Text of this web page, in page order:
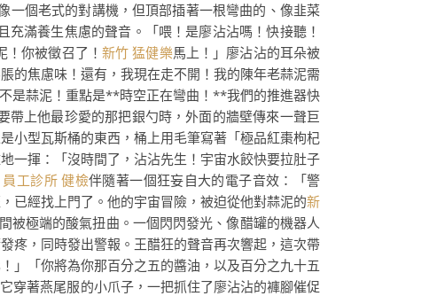
一個老式的對講機，但頂部插著一根彎曲的、像韭菜
滿養生焦慮的聲音。「喂！是廖沾沾嗎！快接聽！
你被徵召了！ 新竹 猛健樂馬上！」廖沾沾的耳朵被
的焦慮味！還有，我現在走不開！我的陳年老蒜泥需
是蒜泥！重點是**時空正在彎曲！**我們的推進器快
上他最珍愛的那把銀勺時，外面的牆壁傳來一聲巨
小型瓦斯桶的東西，桶上用毛筆寫著「極品紅棗枸杞
揮：「沒時間了，沾沾先生！宇宙水餃快要拉肚子
員工診所 健檢伴隨著一個狂妄自大的電子音效：「警
已經找上門了。他的宇宙冒險，被迫從他對蒜泥的新
被極端的酸氣扭曲。一個閃閃發光、像醋罐的機器人
疼，同時發出警報。王醋狂的聲音再次響起，這次帶
」「你將為你那百分之五的醬油，以及百分之九十五
穿著燕尾服的小爪子，一把抓住了廖沾沾的褲腳催促